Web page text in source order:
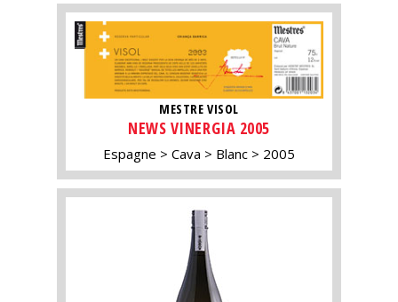
MESTRE VISOL
NEWS VINERGIA 2005
Espagne Cava Blanc 2005